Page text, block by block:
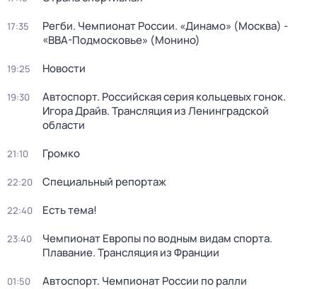
17:35
Регби. Чемпионат России. «Динамо» (Москва) -
«ВВА-Подмосковье» (Монино)
19:25 Новости
19:30
Автоспорт. Российская серия кольцевых гонок.
Игора Драйв. Трансляция из Ленинградской
области
21:10 Громко
22:20 Специальный репортаж
22:40 Есть тема!
23:40
Чемпионат Европы по водным видам спорта.
Плавание. Трансляция из Франции
01:50 Автоспорт. Чемпионат России по ралли